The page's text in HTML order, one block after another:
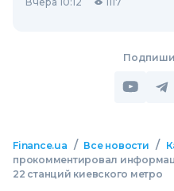
Finance.ua / Все новости /
прокомментировал
22 станций киевского метро